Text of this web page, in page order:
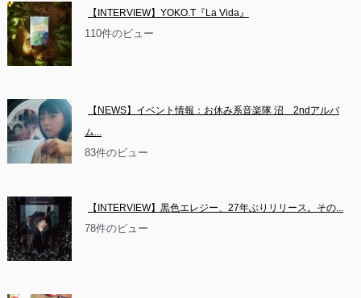
【INTERVIEW】YOKO.T『La Vida』
110件のビュー
【NEWS】イベント情報：お休み系音楽隊 沼　2ndアルバ
ム...
83件のビュー
【INTERVIEW】黒色エレジー、27年ぶりリリース。その...
78件のビュー